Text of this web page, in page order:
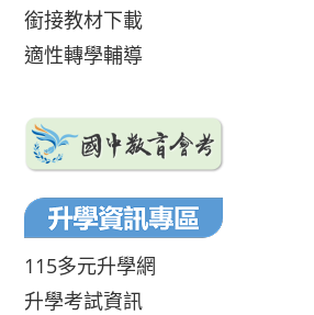
銜接教材下載
適性轉學輔導
115多元升學網
升學考試資訊